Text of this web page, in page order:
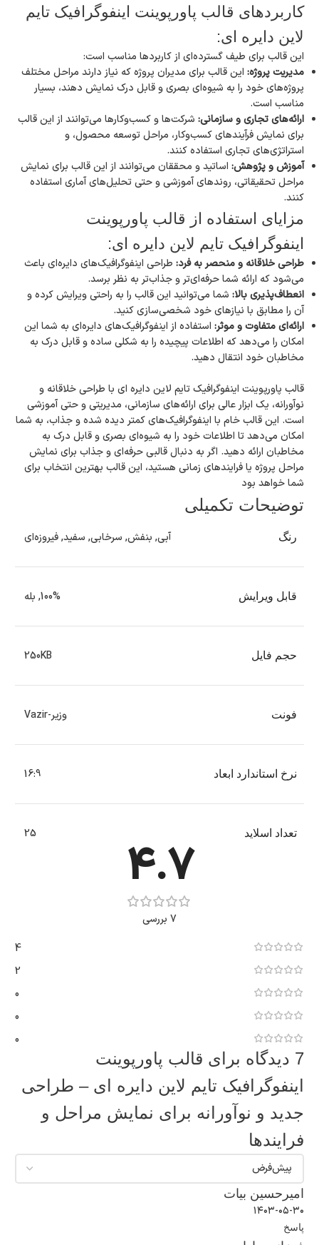
کاربردهای قالب پاورپوینت اینفوگرافیک تایم‌
لاین دایره ای:
این قالب برای طیف گسترده‌ای از کاربردها مناسب است:
مدیریت پروژه: این قالب برای مدیران پروژه که نیاز دارند مراحل مختلف
پروژه‌های خود را به شیوه‌ای بصری و قابل درک نمایش دهند، بسیار
مناسب است.
ارائه‌های تجاری و سازمانی: شرکت‌ها و کسب‌وکارها می‌توانند از این قالب
برای نمایش فرآیندهای کسب‌وکار، مراحل توسعه محصول، و
استراتژی‌های تجاری استفاده کنند.
آموزش و پژوهش: اساتید و محققان می‌توانند از این قالب برای نمایش
مراحل تحقیقاتی، روندهای آموزشی و حتی تحلیل‌های آماری استفاده
کنند.
مزایای استفاده از قالب پاورپوینت
اینفوگرافیک تایم‌ لاین دایره ای:
طراحی خلاقانه و منحصر به فرد: طراحی اینفوگرافیک‌های دایره‌ای باعث
می‌شود که ارائه شما حرفه‌ای‌تر و جذاب‌تر به نظر برسد.
انعطاف‌پذیری بالا: شما می‌توانید این قالب را به راحتی ویرایش کرده و
آن را مطابق با نیازهای خود شخصی‌سازی کنید.
ارائه‌ای متفاوت و موثر: استفاده از اینفوگرافیک‌های دایره‌ای به شما این
امکان را می‌دهد که اطلاعات پیچیده را به شکلی ساده و قابل درک به
مخاطبان خود انتقال دهید.
قالب پاورپوینت اینفوگرافیک تایم‌ لاین دایره ای با طراحی خلاقانه و
نوآورانه، یک ابزار عالی برای ارائه‌های سازمانی، مدیریتی و حتی آموزشی
است. این قالب خام با اینفوگرافیک‌های کمتر دیده شده و جذاب، به شما
امکان می‌دهد تا اطلاعات خود را به شیوه‌ای بصری و قابل درک به
مخاطبان ارائه دهید. اگر به دنبال قالبی حرفه‌ای و جذاب برای نمایش
مراحل پروژه یا فرایندهای زمانی هستید، این قالب بهترین انتخاب برای
شما خواهد بود
توضیحات تکمیلی
رنگ آبی, بنفش, سرخابی, سفید,فیروزه‌ای
قابل ویرایش 100%
, بله
حجم فایل 250KB
فونت وزیر-Vazir
نرخ استاندارد ابعاد 16:9
تعداد اسلاید 25
4.7
7 بررسی
4
2
0
0
0
7 دیدگاه برای
قالب پاورپوینت
اینفوگرافیک تایم‌ لاین دایره ای – طراحی
جدید و نوآورانه برای نمایش مراحل و
فرایندها
امیرحسین بیات
۱۴۰۳-۰۵-۳۰
پاسخ